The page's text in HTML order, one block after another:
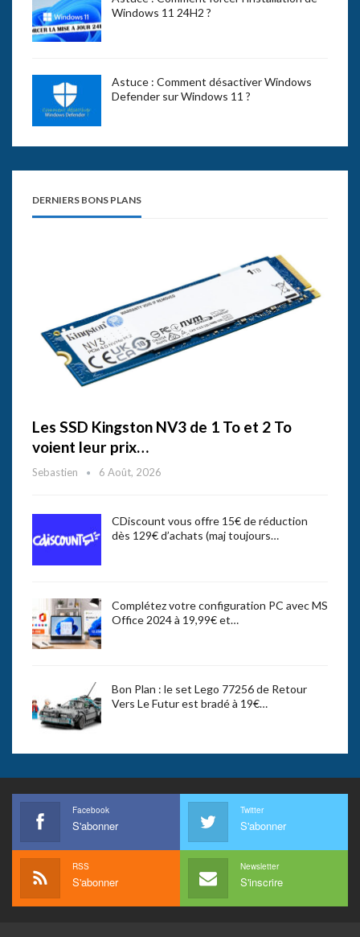
Windows 11 24H2 ?
Astuce : Comment désactiver Windows
Defender sur Windows 11 ?
DERNIERS BONS PLANS
Les SSD Kingston NV3 de 1 To et 2 To
voient leur prix…
Sebastien 6 Août, 2026
CDiscount vous offre 15€ de réduction
dès 129€ d’achats (maj toujours…
Complétez votre configuration PC avec MS
Office 2024 à 19,99€ et…
Bon Plan : le set Lego 77256 de Retour
Vers Le Futur est bradé à 19€…
Facebook
S'abonner
Twitter
S'abonner
RSS
S'abonner
Newsletter
S'inscrire